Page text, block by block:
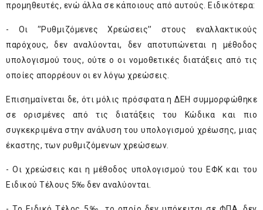
προμηθευτές, ενώ άλλα σε κάποιους από αυτούς. Ειδικότερα:
- Οι ‘’Ρυθμιζόμενες Χρεώσεις’’ στους εναλλακτικούς
παρόχους, δεν αναλύονται, δεν αποτυπώνεται η μέθοδος
υπολογισμού τους, ούτε ο οι νομοθετικές διατάξεις από τις
οποίες απορρέουν οι εν λόγω χρεώσεις.
Επισημαίνεται δε, ότι μόλις πρόσφατα η ΔΕΗ συμμορφώθηκε
σε ορισμένες από τις διατάξεις του Κώδικα και πιο
συγκεκριμένα στην ανάλυση του υπολογισμού χρέωσης, μιας
έκαστης, των ρυθμιζόμενων χρεώσεων.
- Οι χρεώσεις και η μέθοδος υπολογισμού του ΕΦΚ και του
Ειδικού Τέλους 5‰ δεν αναλύονται.